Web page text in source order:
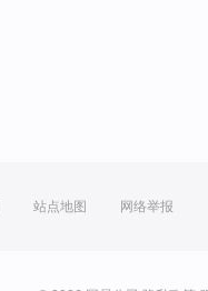
站点地图 网络举报